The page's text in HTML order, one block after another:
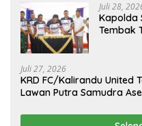
Juli 28,
Kapolda
Tembak
Juli 27, 2026
KRD FC/Kalirandu United
Lawan Putra Samudra